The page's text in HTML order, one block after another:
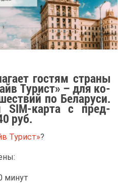
го­стям стра­ны
Ту­рист» – для ко­
по Бе­ла­ру­си.
SIM-кар­та с пред­
руб.
Ту­рист»?
ми­нут